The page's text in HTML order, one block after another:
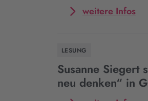
in
weitere Infos
LESUNG
Susanne Siegert
neu denken“ in